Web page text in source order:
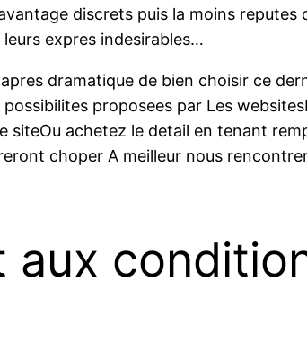
discrets puis la moins reputes
expres indesirables…
dramatique de bien choisir ce
proposees par Les
achetez le detail en tenant
choper A meilleur nous